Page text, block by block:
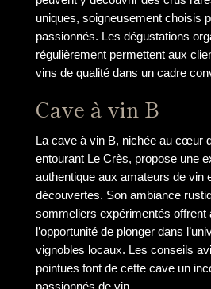
uniques, soigneusement choisis
passionnés. Les dégustations
régulièrement permettent aux
vins de qualité dans un cadre
Cave à vin B
La cave à vin B, nichée au cœur
entourant Le Crès, propose une
authentique aux amateurs de vin
découvertes. Son ambiance
sommeliers expérimentés offrent
l’opportunité de plonger dans
vignobles locaux. Les conseils
pointues font de cette cave un
passionnés de vin.